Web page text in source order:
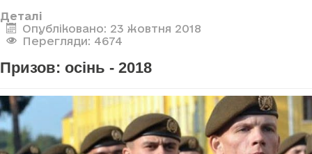
Деталі
Опубліковано: 23 жовтня 2018
Перегляди: 4674
Призов: осінь - 2018